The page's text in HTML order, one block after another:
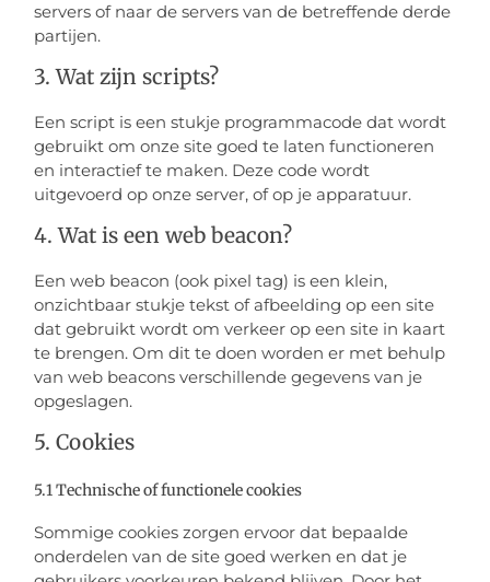
servers of naar de servers van de betreffende derde
partijen.
3. Wat zijn scripts?
Een script is een stukje programmacode dat wordt
gebruikt om onze site goed te laten functioneren
en interactief te maken. Deze code wordt
uitgevoerd op onze server, of op je apparatuur.
4. Wat is een web beacon?
Een web beacon (ook pixel tag) is een klein,
onzichtbaar stukje tekst of afbeelding op een site
dat gebruikt wordt om verkeer op een site in kaart
te brengen. Om dit te doen worden er met behulp
van web beacons verschillende gegevens van je
opgeslagen.
5. Cookies
5.1 Technische of functionele cookies
Sommige cookies zorgen ervoor dat bepaalde
onderdelen van de site goed werken en dat je